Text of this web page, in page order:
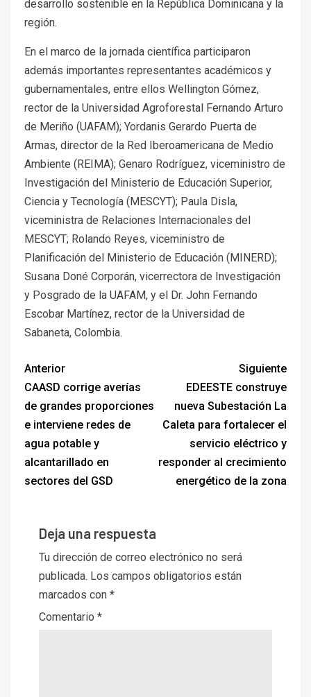
desarrollo sostenible en la República Dominicana y la
región.
En el marco de la jornada científica participaron
además importantes representantes académicos y
gubernamentales, entre ellos Wellington Gómez,
rector de la Universidad Agroforestal Fernando Arturo
de Meriño (UAFAM); Yordanis Gerardo Puerta de
Armas, director de la Red Iberoamericana de Medio
Ambiente (REIMA); Genaro Rodríguez, viceministro de
Investigación del Ministerio de Educación Superior,
Ciencia y Tecnología (MESCYT); Paula Disla,
viceministra de Relaciones Internacionales del
MESCYT; Rolando Reyes, viceministro de
Planificación del Ministerio de Educación (MINERD);
Susana Doné Corporán, vicerrectora de Investigación
y Posgrado de la UAFAM, y el Dr. John Fernando
Escobar Martínez, rector de la Universidad de
Sabaneta, Colombia.
Anterior
CAASD corrige averías
de grandes proporciones
e interviene redes de
agua potable y
alcantarillado en
sectores del GSD
Siguiente
EDEESTE construye
nueva Subestación La
Caleta para fortalecer el
servicio eléctrico y
responder al crecimiento
energético de la zona
Deja una respuesta
Tu dirección de correo electrónico no será
publicada. Los campos obligatorios están
marcados con *
Comentario *